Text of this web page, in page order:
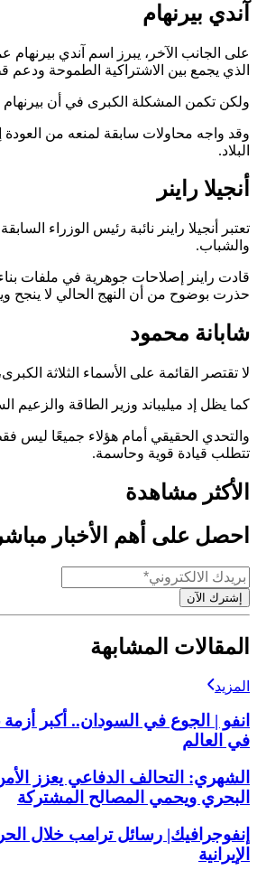
آندي بيرنهام
على الجانب الآخر، يبرز اسم آندي
الذي يجمع بين الاشتراكية الطموحة ودعم
ولكن تكمن المشكلة الكبرى في أن
وقد واجه محاولات سابقة لمنعه من
البلاد.
أنجيلا راينر
تعتبر أنجيلا راينر نائبة رئيس الوزراء
والشباب.
قادت راينر إصلاحات جوهرية في ملفات بناء
حذرت بوضوح من أن النهج الحالي لا ينجح
شابانة محمود
لا تقتصر القائمة على الأسماء الثلاثة
كما يظل إد ميليباند وزير الطاقة والزعيم
والتحدي الحقيقي أمام هؤلاء جميعًا ليس
تتطلب قيادة قوية وحاسمة.
الأكثر مشاهدة
احصل على أهم الأخبار
إشترك الآن
المقالات المشابهة
المزيد
انفو | الجوع في السودان.. أكبر أزمة
في العالم
الشهري: التحالف الدفاعي يعزز
البحري ويحمي المصالح المشتركة
إنفوجرافيك| رسائل ترامب خلال
الإيرانية